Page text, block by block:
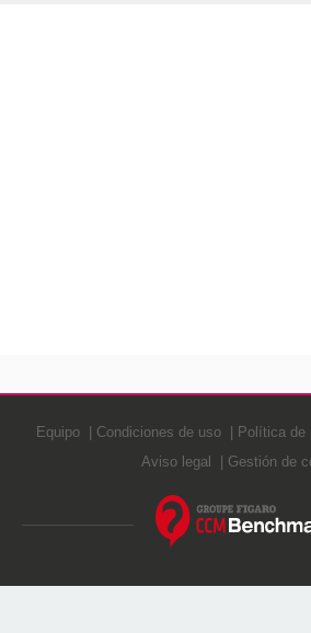
Equipo Condiciones de uso Política de
Aviso legal
Gestión de